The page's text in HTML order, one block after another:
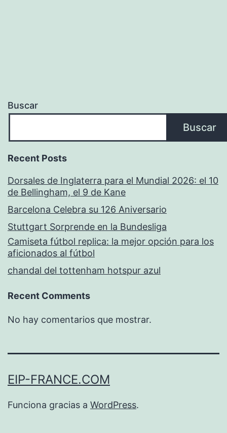
Buscar
Buscar
Recent Posts
Dorsales de Inglaterra para el Mundial 2026: el 10
de Bellingham, el 9 de Kane
Barcelona Celebra su 126 Aniversario
Stuttgart Sorprende en la Bundesliga
Camiseta fútbol replica: la mejor opción para los
aficionados al fútbol
chandal del tottenham hotspur azul
Recent Comments
No hay comentarios que mostrar.
EIP-FRANCE.COM
Funciona gracias a WordPress.